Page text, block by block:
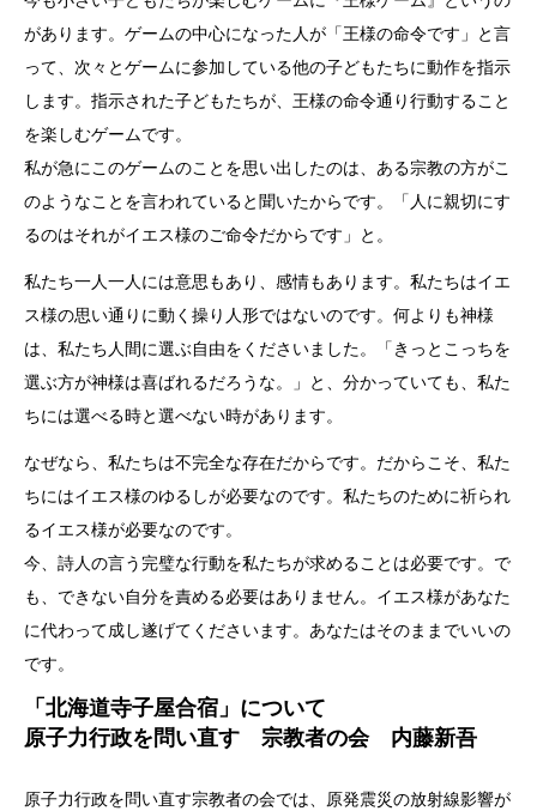
があります。ゲームの中心になった人が「王様の命令です」と言
って、次々とゲームに参加している他の子どもたちに動作を指示
します。指示された子どもたちが、王様の命令通り行動すること
を楽しむゲームです。
私が急にこのゲームのことを思い出したのは、ある宗教の方がこ
のようなことを言われていると聞いたからです。「人に親切にす
るのはそれがイエス様のご命令だからです」と。
私たち一人一人には意思もあり、感情もあります。私たちはイエ
ス様の思い通りに動く操り人形ではないのです。何よりも神様
は、私たち人間に選ぶ自由をくださいました。「きっとこっちを
選ぶ方が神様は喜ばれるだろうな。」と、分かっていても、私た
ちには選べる時と選べない時があります。
なぜなら、私たちは不完全な存在だからです。だからこそ、私た
ちにはイエス様のゆるしが必要なのです。私たちのために祈られ
るイエス様が必要なのです。
今、詩人の言う完璧な行動を私たちが求めることは必要です。で
も、できない自分を責める必要はありません。イエス様があなた
に代わって成し遂げてくださいます。あなたはそのままでいいの
です。
「北海道寺子屋合宿」について
原子力行政を問い直す 宗教者の会 内藤新吾
原子力行政を問い直す宗教者の会では、原発震災の放射線影響が